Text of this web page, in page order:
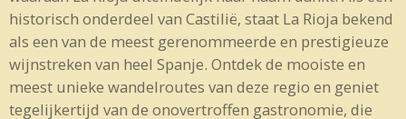
historisch onderdeel van Castilië, staat La Rioja bekend
als een van de meest gerenommeerde en prestigieuze
wijnstreken van heel Spanje. Ontdek de mooiste en
meest unieke wandelroutes van deze regio en geniet
tegelijkertijd van de onovertroffen gastronomie, die